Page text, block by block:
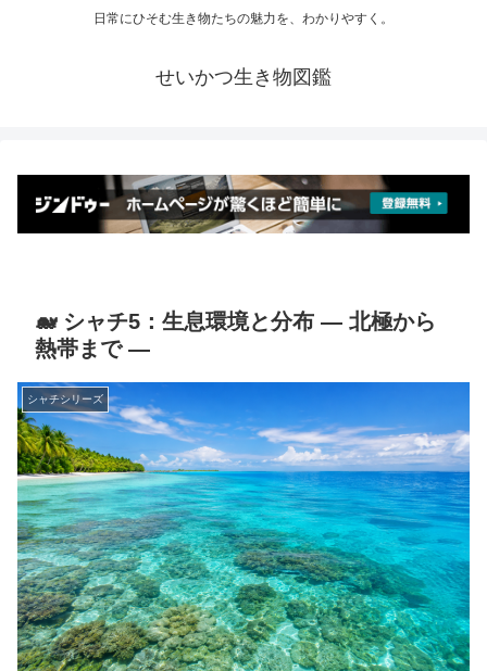
日常にひそむ生き物たちの魅力を、わかりやすく。
せいかつ生き物図鑑
🐋 シャチ5：生息環境と分布 ― 北極から
熱帯まで ―
シャチシリーズ